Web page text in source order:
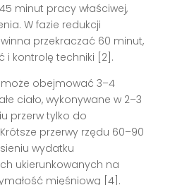
minut pracy właściwej,
W fazie redukcji
przekraczać 60 minut,
i kontrolę techniki [2].
może obejmować 3–4
ciało, wykonywane w 2–3
przerw tylko do
przerwy rzędu 60–90
wydatku
ukierunkowanych na
mięśniową [4].